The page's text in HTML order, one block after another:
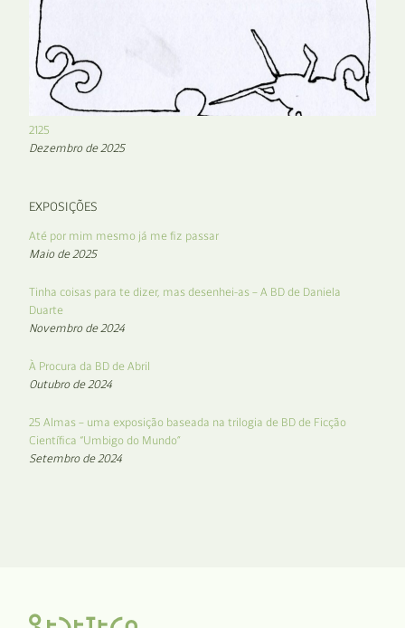
2125
Dezembro de 2025
EXPOSIÇÕES
Até por mim mesmo já me fiz passar
Maio de 2025
Tinha coisas para te dizer, mas desenhei-as – A BD de Daniela
Duarte
Novembro de 2024
À Procura da BD de Abril
Outubro de 2024
25 Almas – uma exposição baseada na trilogia de BD de Ficção
Científica “Umbigo do Mundo”
Setembro de 2024